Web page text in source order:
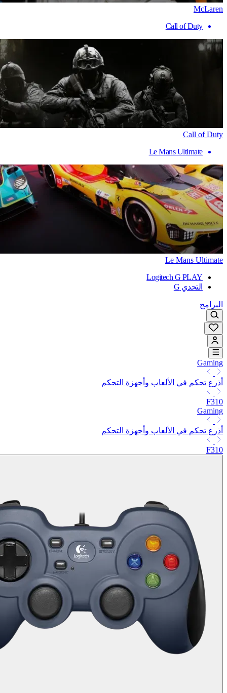
McLaren
Call of Duty
Call of Duty
Le Mans Ultimate
Le Mans Ultimate
Logitech G PLAY
التحدي G
البرامج
Gaming
أذرع تحكم في الألعاب وأجهزة التحكم
F310
Gaming
أذرع تحكم في الألعاب وأجهزة التحكم
F310